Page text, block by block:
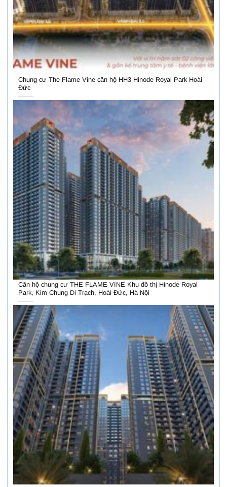
Chung cư The Flame Vine căn hộ HH3 Hinode Royal Park Hoài
Đức
Căn hộ chung cư THE FLAME VINE Khu đô thị Hinode Royal
Park, Kim Chung Di Trạch, Hoài Đức, Hà Nội